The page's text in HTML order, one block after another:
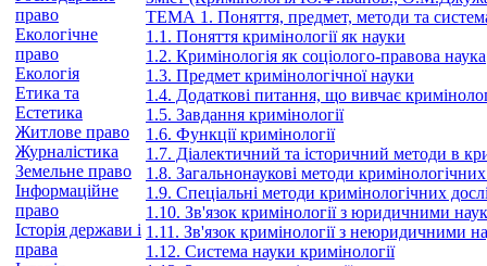
право
Екологічне
право
Екологія
Етика та
Естетика
Житлове право
Журналістика
Земельне право
Інформаційне
право
Історія держави і
права
ТЕМА 1. Поняття, предмет, методи та
1.1. Поняття кримінології як науки
1.2. Кримінологія як соціолого-правова наука
1.3. Предмет кримінологічної науки
1.4. Додаткові питання, що вивчає
1.5. Завдання кримінології
1.6. Функції кримінології
1.7. Діалектичний та історичний методи в
1.8. Загальнонаукові методи
1.9. Спеціальні методи кримінологічних
1.10. Зв'язок кримінології з юридичними
1.11. Зв'язок кримінології з неюридичними
1.12. Система науки кримінології